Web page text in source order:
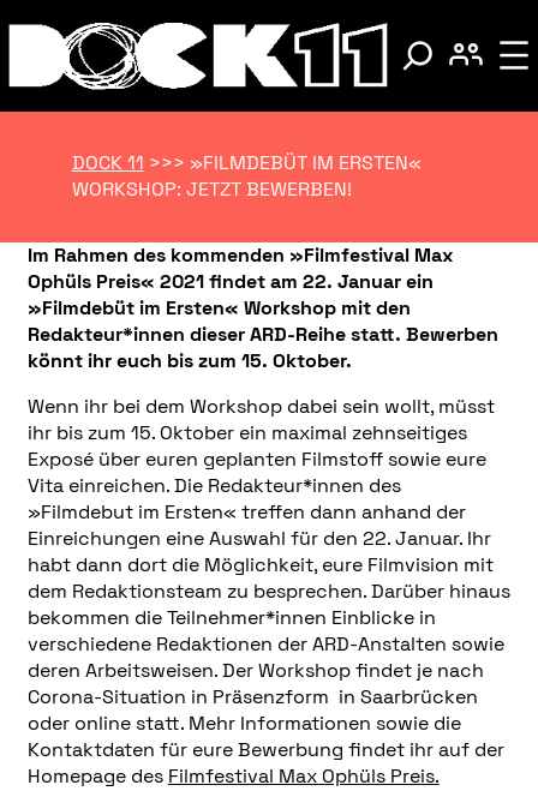
DOCK 11 >>> »FILMDEBÜT IM ERSTEN«
WORKSHOP: JETZT BEWERBEN!
Im Rahmen des kommenden »Filmfestival Max
Ophüls Preis« 2021 findet am 22. Januar ein
»Filmdebüt im Ersten« Workshop mit den
Redakteur*innen dieser ARD-Reihe statt. Bewerben
könnt ihr euch bis zum 15. Oktober.
Wenn ihr bei dem Workshop dabei sein wollt, müsst
ihr bis zum 15. Oktober ein maximal zehnseitiges
Exposé über euren geplanten Filmstoff sowie eure
Vita einreichen. Die Redakteur*innen des
»Filmdebut im Ersten« treffen dann anhand der
Einreichungen eine Auswahl für den 22. Januar. Ihr
habt dann dort die Möglichkeit, eure Filmvision mit
dem Redaktionsteam zu besprechen. Darüber hinaus
bekommen die Teilnehmer*innen Einblicke in
verschiedene Redaktionen der ARD-Anstalten sowie
deren Arbeitsweisen. Der Workshop findet je nach
Corona-Situation in Präsenzform in Saarbrücken
oder online statt. Mehr Informationen sowie die
Kontaktdaten für eure Bewerbung findet ihr auf der
Homepage des Filmfestival Max Ophüls Preis.